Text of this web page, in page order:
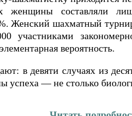
женщины составляли
Женский шахматный
участниками
вероятность.
в девяти случаях из
— не столько